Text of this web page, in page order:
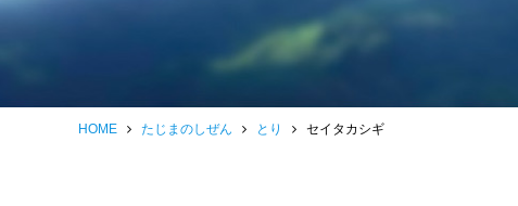
HOME たじまのしぜん とり セイタカシギ